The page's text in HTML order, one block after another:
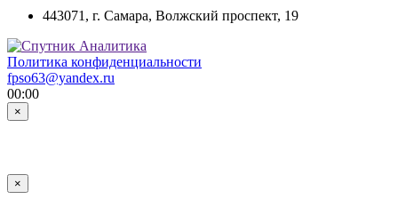
443071, г. Самара, Волжский проспект, 19
Политика конфиденциальности
fpso63@yandex.ru
00:00
×
×